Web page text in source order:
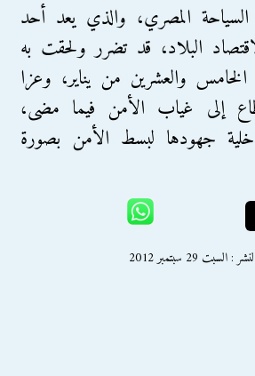
المصري، والذي يعد أحد
البلاد، قد تضرر ولحقت به
والعشرين من يناير، وعزا
إلى غياب الأمن فيما مضى،
جهودها لبسط الأمن بصورة
29 سبتمبر 2012